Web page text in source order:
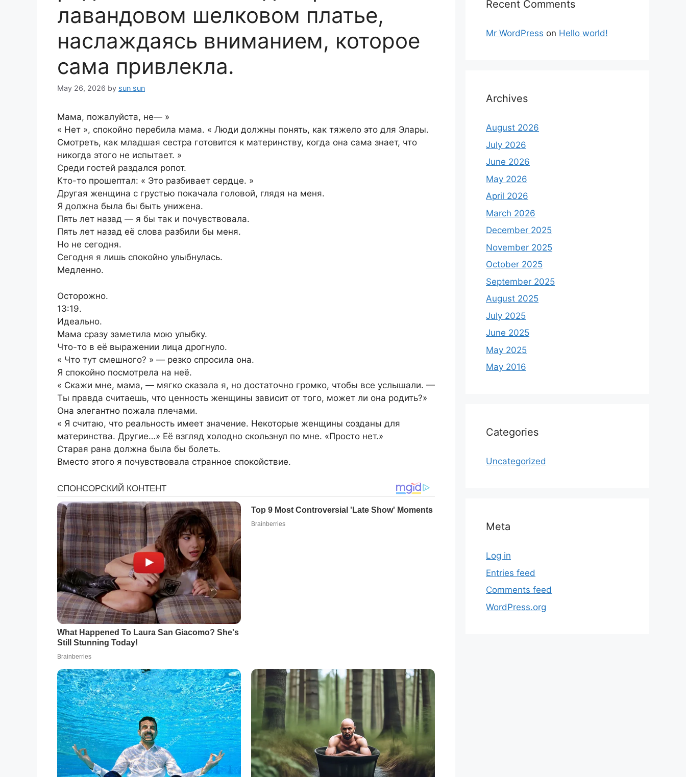
лавандовом шелковом платье,
наслаждаясь вниманием, которое
сама привлекла.
May 26, 2026 by sun sun
Мама, пожалуйста, не— »
« Нет », спокойно перебила мама. « Люди должны понять, как тяжело это для Элары.
Смотреть, как младшая сестра готовится к материнству, когда она сама знает, что
никогда этого не испытает. »
Среди гостей раздался ропот.
Кто-то прошептал: « Это разбивает сердце. »
Другая женщина с грустью покачала головой, глядя на меня.
Я должна была бы быть унижена.
Пять лет назад — я бы так и почувствовала.
Пять лет назад её слова разбили бы меня.
Но не сегодня.
Сегодня я лишь спокойно улыбнулась.
Медленно.
Осторожно.
13:19.
Идеально.
Мама сразу заметила мою улыбку.
Что-то в её выражении лица дрогнуло.
« Что тут смешного? » — резко спросила она.
Я спокойно посмотрела на неё.
« Скажи мне, мама, — мягко сказала я, но достаточно громко, чтобы все услышали. —
Ты правда считаешь, что ценность женщины зависит от того, может ли она родить?»
Она элегантно пожала плечами.
« Я считаю, что реальность имеет значение. Некоторые женщины созданы для
материнства. Другие…» Её взгляд холодно скользнул по мне. «Просто нет.»
Старая рана должна была бы болеть.
Вместо этого я почувствовала странное спокойствие.
Recent Comments
Mr WordPress on Hello world!
Archives
August 2026
July 2026
June 2026
May 2026
April 2026
March 2026
December 2025
November 2025
October 2025
September 2025
August 2025
July 2025
June 2025
May 2025
May 2016
Categories
Uncategorized
Meta
Log in
Entries feed
Comments feed
WordPress.org